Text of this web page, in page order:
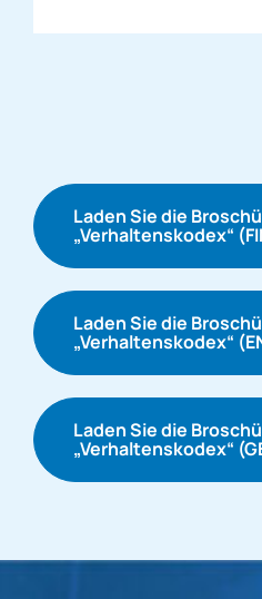
Laden Sie die
„Verhaltenskodex“
Laden Sie die
„Verhaltenskodex“
Laden Sie die
„Verhaltenskodex“